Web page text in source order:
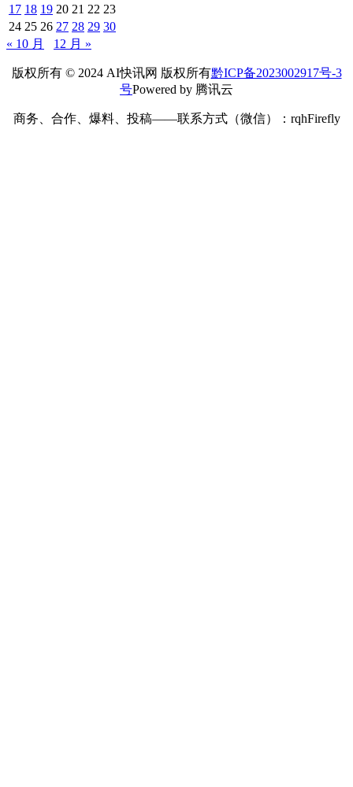
17 18 19 20 21 22 23
24 25 26 27 28 29 30
« 10 月
12 月 »
版权所有 © 2024 AI快讯网 版权所有黔ICP备2023002917号-3
号Powered by 腾讯云
商务、合作、爆料、投稿——联系方式（微信）：rqhFirefly